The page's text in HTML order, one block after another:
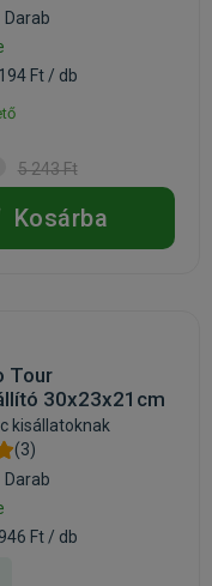
Darab
Ft / db
5 243 Ft
Kosárba
Tour
30x23x21cm
kisállatoknak
(3)
Darab
Ft / db